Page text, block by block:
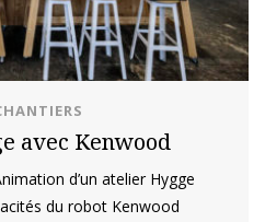
avec Kenwood
d’un atelier Hygge
du robot Kenwood